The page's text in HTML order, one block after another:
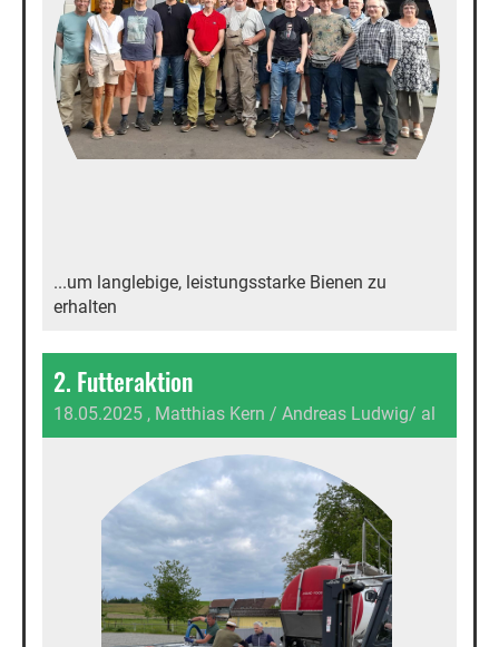
...um langlebige, leistungsstarke Bienen zu
erhalten
2. Futteraktion
18.05.2025 , Matthias Kern / Andreas Ludwig/ al